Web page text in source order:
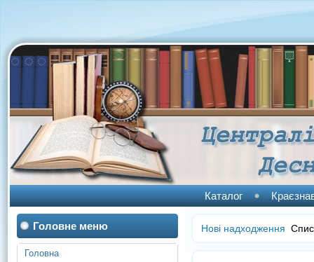
Каталог
Головне меню
Головна
Нові надходження